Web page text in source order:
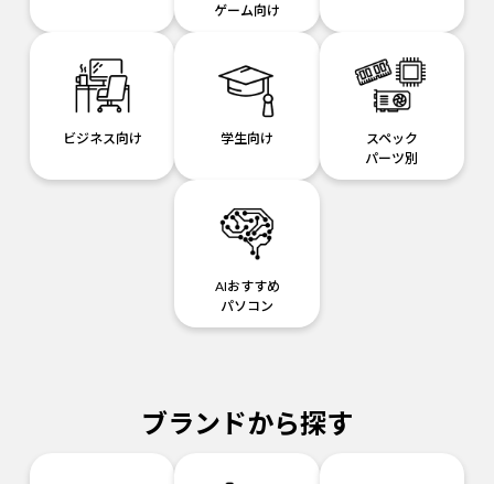
ゲーム向け
ビジネス向け 学生向け
スペック
パーツ別
AIおすすめ
パソコン
ブランドから探す